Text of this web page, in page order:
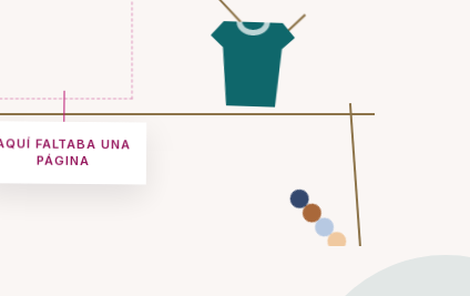
FALTABA UNA
PÁGINA